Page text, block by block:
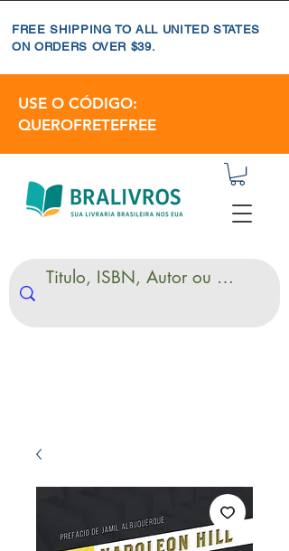
FREE SHIPPING TO ALL UNITED STATES
ON ORDERS OVER $39.
USE O CÓDIGO:
QUEROFRETEFREE